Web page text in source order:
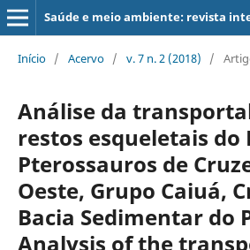
Saúde e meio ambiente: revista
Início / Acervo / v. 7 n. 2 (2018) /
Análise da
restos esqueletais do
Pterossauros de
Oeste, Grupo Caiuá,
Bacia Sedimentar do
Analysis of the